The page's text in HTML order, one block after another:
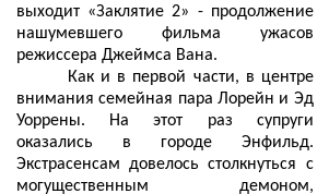
выходит «Заклятие 2» - продолжение
нашумевшего фильма ужасов
режиссера Джеймса Вана.
Как и в первой части, в центре
внимания семейная пара Лорейн и Эд
Уоррены. На этот раз супруги
оказались в городе Энфильд.
Экстрасенсам довелось столкнуться с
могущественным демоном,